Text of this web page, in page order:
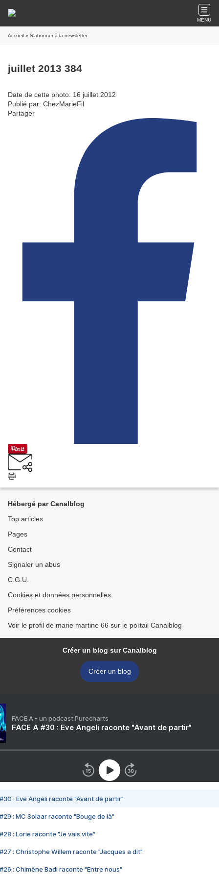
MENU
Accueil » S'abonner à la newsletter
juillet 2013 384
Date de cette photo: 16 juillet 2012
Publié par: ChezMarieFil
Partager
Hébergé par Canalblog
Top articles
Pages
Contact
Signaler un abus
C.G.U.
Cookies et données personnelles
Préférences cookies
Voir le profil de marie martine 66 sur le portail Canalblog
Créer un blog sur Canalblog
Créer un blog
FACE A - un podcast Purecharts
FACE A #30 : Eve Angeli raconte "Avant de partir"
#30 : Eve Angeli raconte "Avant de partir"
#29 : MC Solaar raconte "Bouge de là"
#28 : Lorie raconte "Je vais vite"
#27 : Christophe Willem raconte "Jacques a dit"
#26 : Chimène Badi raconte "Entre nous"